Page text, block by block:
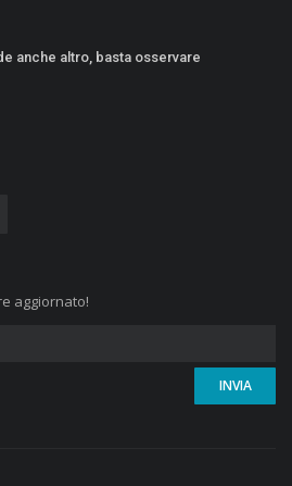
anche altro, basta osservare
aggiornato!